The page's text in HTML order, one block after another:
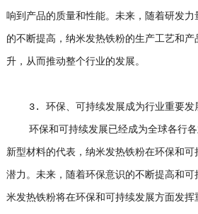
响到产品的质量和性能。未来，随着研发
的不断提高，纳米发热铁粉的生产工艺和
升，从而推动整个行业的发展。
3. 环保、可持续发展成为行业重要发
环保和可持续发展已经成为全球各行各
新型材料的代表，纳米发热铁粉在环保和
潜力。未来，随着环保意识的不断提高和
米发热铁粉将在环保和可持续发展方面发